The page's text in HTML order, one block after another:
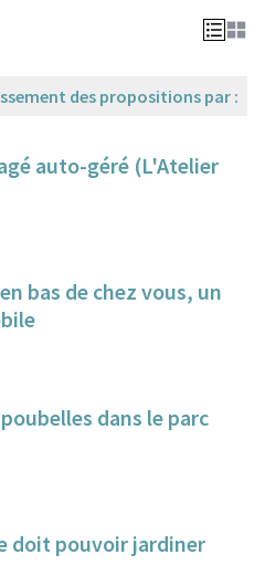
des propositions par :
auto-géré (L'Atelier
bas de chez vous, un
dans le parc
doit pouvoir jardiner